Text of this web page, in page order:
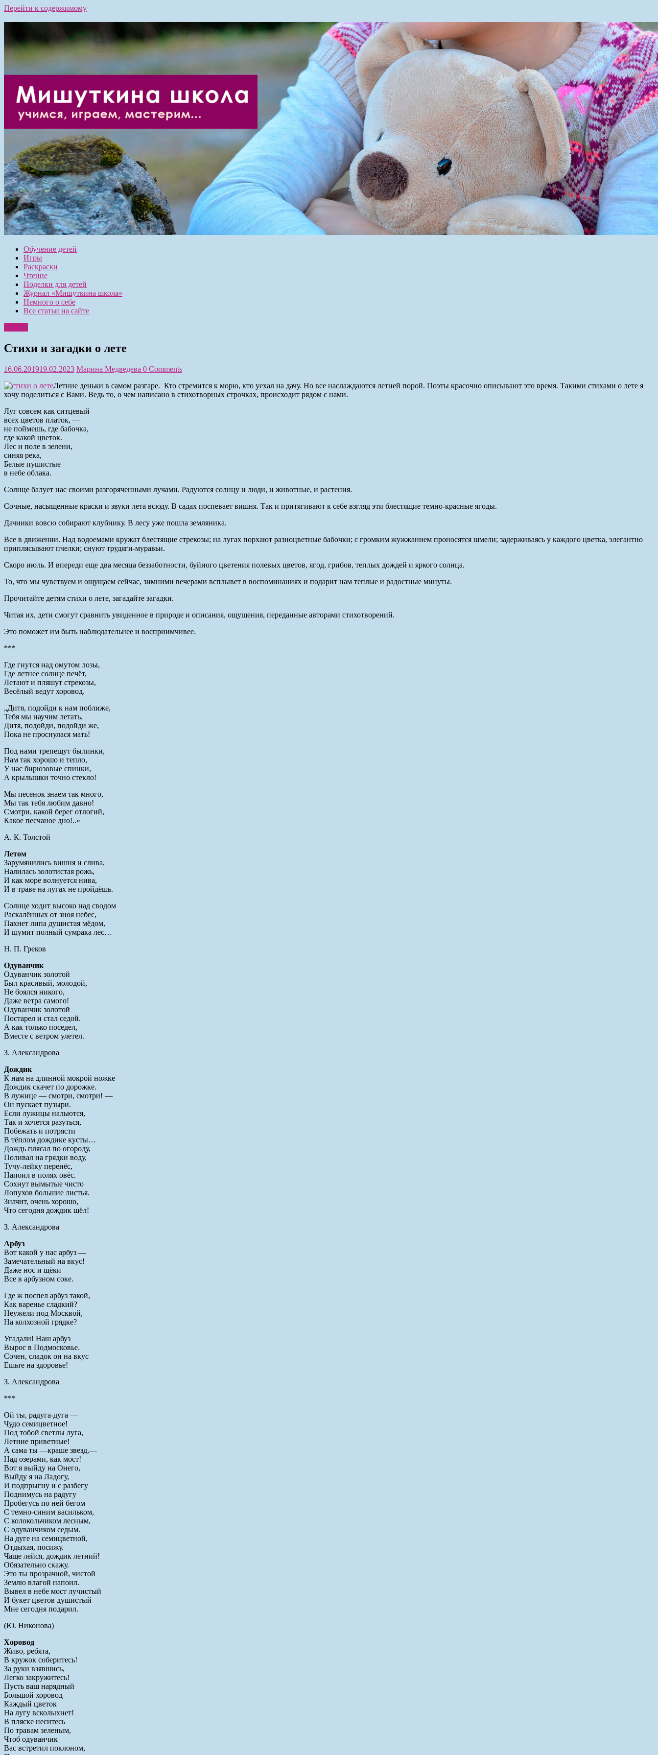
Перейти к содержимому
Обучение детей
Игры
Раскраски
Чтение
Поделки для детей
Журнал «Мишуткина школа»
Немного о себе
Все статьи на сайте
Стихи и загадки о лете
16.06.201919.02.2023 Марина Медведева 0 Comments
Летние деньки в самом разгаре. Кто стремится к морю, кто уехал на дачу. Но все наслаждаются летней порой. Поэты красочно описывают это время. Такими стихами о лете я
хочу поделиться с Вами. Ведь то, о чем написано в стихотворных строчках, происходит рядом с нами.
Луг совсем как ситцевый
всех цветов платок, —
не поймешь, где бабочка,
где какой цветок.
Лес и поле в зелени,
синяя река,
Белые пушистые
в небе облака.
Солнце балует нас своими разгоряченными лучами. Радуются солнцу и люди, и животные, и растения.
Сочные, насыщенные краски и звуки лета всюду. В садах поспевает вишня. Так и притягивают к себе взгляд эти блестящие темно-красные ягоды.
Дачники вовсю собирают клубнику. В лесу уже пошла земляника.
Все в движении. Над водоемами кружат блестящие стрекозы; на лугах порхают разноцветные бабочки; с громким жужжанием проносятся шмели; задерживаясь у каждого цветка, элегантно
приплясывают пчелки; снуют трудяги-муравьи.
Скоро июль. И впереди еще два месяца беззаботности, буйного цветения полевых цветов, ягод, грибов, теплых дождей и яркого солнца.
То, что мы чувствуем и ощущаем сейчас, зимними вечерами всплывет в воспоминаниях и подарит нам теплые и радостные минуты.
Прочитайте детям стихи о лете, загадайте загадки.
Читая их, дети смогут сравнить увиденное в природе и описания, ощущения, переданные авторами стихотворений.
Это поможет им быть наблюдательнее и восприимчивее.
***
Где гнутся над омутом лозы,
Где летнее солнце печёт,
Летают и пляшут стрекозы,
Весёлый ведут хоровод.
„Дитя, подойди к нам поближе,
Тебя мы научим летать,
Дитя, подойди, подойди же,
Пока не проснулася мать!
Под нами трепещут былинки,
Нам так хорошо и тепло,
У нас бирюзовые спинки,
А крылышки точно стекло!
Мы песенок знаем так много,
Мы так тебя любим давно!
Смотри, какой берег отлогий,
Какое песчаное дно!..»
А. К. Толстой
Летом
Зарумянились вишня и слива,
Налилась золотистая рожь,
И как море волнуется нива,
И в траве на лугах не пройдёшь.
Солнце ходит высоко над сводом
Раскалённых от зноя небес,
Пахнет липа душистая мёдом,
И шумит полный сумрака лес…
Н. П. Греков
Одуванчик
Одуванчик золотой
Был красивый, молодой,
Не боялся никого,
Даже ветра самого!
Одуванчик золотой
Постарел и стал седой.
А как только поседел,
Вместе с ветром улетел.
З. Александрова
Дождик
К нам на длинной мокрой ножке
Дождик скачет по дорожке.
В лужице — смотри, смотри! —
Он пускает пузыри.
Если лужицы нальются,
Так и хочется разуться,
Побежать и потрясти
В тёплом дождике кусты…
Дождь плясал по огороду,
Поливал на грядки воду,
Тучу-лейку перенёс,
Напоил в полях овёс.
Сохнут вымытые чисто
Лопухов большие листья.
Значит, очень хорошо,
Что сегодня дождик шёл!
З. Александрова
Арбуз
Вот какой у нас арбуз —
Замечательный на вкус!
Даже нос и щёки
Все в арбузном соке.
Где ж поспел арбуз такой,
Как варенье сладкий?
Неужели под Москвой,
На колхозной грядке?
Угадали! Наш арбуз
Вырос в Подмосковье.
Сочен, сладок он на вкус
Ешьте на здоровье!
З. Александрова
***
Ой ты, радуга-дуга —
Чудо семицветное!
Под тобой светлы луга,
Летние приветные!
А сама ты —краше звезд,—
Над озерами, как мост!
Вот я выйду на Онего,
Выйду я на Ладогу,
И подпрыгну и с разбегу
Поднимусь на радугу
Пробегусь по ней бегом
С темно-синим васильком,
С колокольчиком лесным,
С одуванчиком седым.
На дуге на семицветной,
Отдыхая, посижу.
Чаще лейся, дождик летний!
Обязательно скажу.
Это ты прозрачной, чистой
Землю влагой напоил.
Вывел в небе мост лучистый
И букет цветов душистый
Мне сегодня подарил.
(Ю. Никонова)
Хоровод
Живо, ребята,
В кружок соберитесь!
За руки взявшись,
Легко закружитесь!
Пусть ваш нарядный
Большой хоровод
Каждый цветок
На лугу всколыхнет!
В пляске неситесь
По травам зеленым,
Чтоб одуванчик
Вас встретил поклоном,